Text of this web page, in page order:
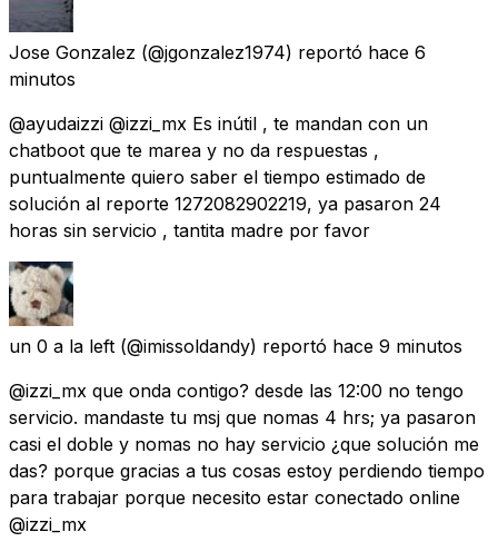
Jose Gonzalez (@jgonzalez1974) reportó hace 6
minutos
@ayudaizzi @izzi_mx Es inútil , te mandan con un
chatboot que te marea y no da respuestas ,
puntualmente quiero saber el tiempo estimado de
solución al reporte 1272082902219, ya pasaron 24
horas sin servicio , tantita madre por favor
un 0 a la left (@imissoldandy) reportó hace 9 minutos
@izzi_mx que onda contigo? desde las 12:00 no tengo
servicio. mandaste tu msj que nomas 4 hrs; ya pasaron
casi el doble y nomas no hay servicio ¿que solución me
das? porque gracias a tus cosas estoy perdiendo tiempo
para trabajar porque necesito estar conectado online
@izzi_mx